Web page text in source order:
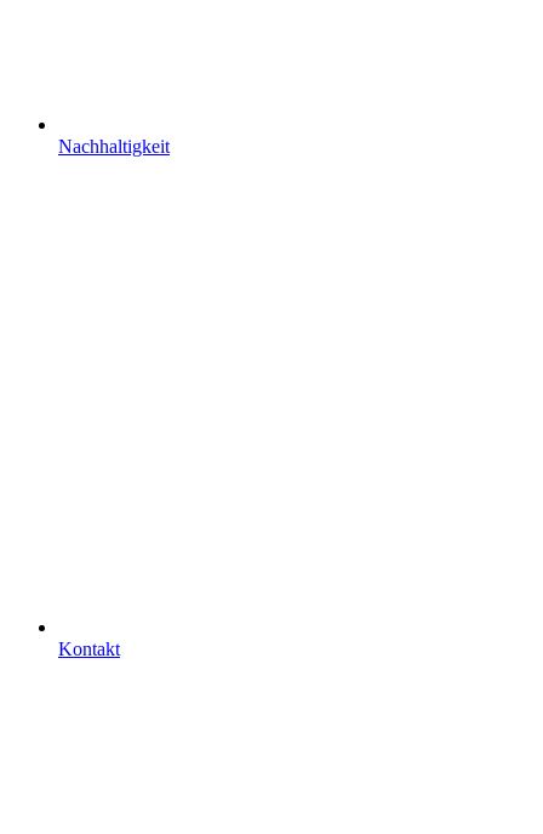
Nachhaltigkeit
Kontakt